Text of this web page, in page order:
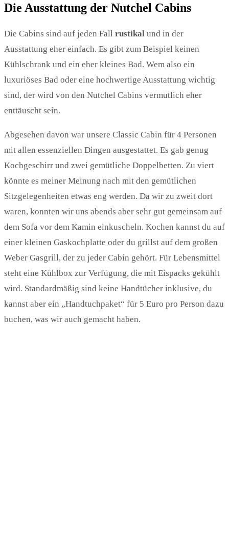
Die Ausstattung der Nutchel Cabins
Die Cabins sind auf jeden Fall rustikal und in der
Ausstattung eher einfach. Es gibt zum Beispiel keinen
Kühlschrank und ein eher kleines Bad. Wem also ein
luxuriöses Bad oder eine hochwertige Ausstattung wichtig
sind, der wird von den Nutchel Cabins vermutlich eher
enttäuscht sein.
Abgesehen davon war unsere Classic Cabin für 4 Personen
mit allen essenziellen Dingen ausgestattet. Es gab genug
Kochgeschirr und zwei gemütliche Doppelbetten. Zu viert
könnte es meiner Meinung nach mit den gemütlichen
Sitzgelegenheiten etwas eng werden. Da wir zu zweit dort
waren, konnten wir uns abends aber sehr gut gemeinsam auf
dem Sofa vor dem Kamin einkuscheln. Kochen kannst du auf
einer kleinen Gaskochplatte oder du grillst auf dem großen
Weber Gasgrill, der zu jeder Cabin gehört. Für Lebensmittel
steht eine Kühlbox zur Verfügung, die mit Eispacks gekühlt
wird. Standardmäßig sind keine Handtücher inklusive, du
kannst aber ein „Handtuchpaket“ für 5 Euro pro Person dazu
buchen, was wir auch gemacht haben.